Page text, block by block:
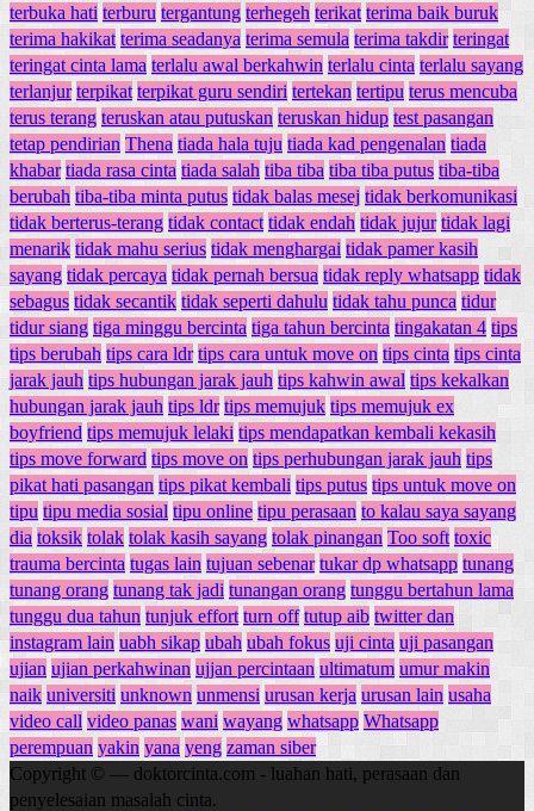
terbuka hati terburu tergantung terhegeh terikat terima baik buruk
terima hakikat terima seadanya terima semula terima takdir teringat
teringat cinta lama terlalu awal berkahwin terlalu cinta terlalu sayang
terlanjur terpikat terpikat guru sendiri tertekan tertipu terus mencuba
terus terang teruskan atau putuskan teruskan hidup test pasangan
tetap pendirian Thena tiada hala tuju tiada kad pengenalan tiada
khabar tiada rasa cinta tiada salah tiba tiba tiba tiba putus tiba-tiba
berubah tiba-tiba minta putus tidak balas mesej tidak berkomunikasi
tidak berterus-terang tidak contact tidak endah tidak jujur tidak lagi
menarik tidak mahu serius tidak menghargai tidak pamer kasih
sayang tidak percaya tidak pernah bersua tidak reply whatsapp tidak
sebagus tidak secantik tidak seperti dahulu tidak tahu punca tidur
tidur siang tiga minggu bercinta tiga tahun bercinta tingakatan 4 tips
tips berubah tips cara ldr tips cara untuk move on tips cinta tips cinta
jarak jauh tips hubungan jarak jauh tips kahwin awal tips kekalkan
hubungan jarak jauh tips ldr tips memujuk tips memujuk ex
boyfriend tips memujuk lelaki tips mendapatkan kembali kekasih
tips move forward tips move on tips perhubungan jarak jauh tips
pikat hati pasangan tips pikat kembali tips putus tips untuk move on
tipu tipu media sosial tipu online tipu perasaan to kalau saya sayang
dia toksik tolak tolak kasih sayang tolak pinangan Too soft toxic
trauma bercinta tugas lain tujuan sebenar tukar dp whatsapp tunang
tunang orang tunang tak jadi tunangan orang tunggu bertahun lama
tunggu dua tahun tunjuk effort turn off tutup aib twitter dan
instagram lain uabh sikap ubah ubah fokus uji cinta uji pasangan
ujian ujian perkahwinan ujjan percintaan ultimatum umur makin
naik universiti unknown unmensi urusan kerja urusan lain usaha
video call video panas wani wayang whatsapp Whatsapp
perempuan yakin yana yeng zaman siber
Copyright © — doktorcinta.com - luahan hati, perasaan dan
penyelesaian masalah cinta.